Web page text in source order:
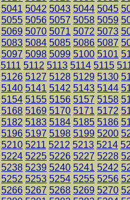
5041 5042 5043 5044 5045
5055 5056 5057 5058 5059
5069 5070 5071 5072 5073
5083 5084 5085 5086 5087
5097 5098 5099 5100 5101
5111 5112 5113 5114 5115
5126 5127 5128 5129 5130
5140 5141 5142 5143 5144
5154 5155 5156 5157 5158
5168 5169 5170 5171 5172
5182 5183 5184 5185 5186
5196 5197 5198 5199 5200
5210 5211 5212 5213 5214
5224 5225 5226 5227 5228
5238 5239 5240 5241 5242
5252 5253 5254 5255 5256
5266 5267 5268 5269 5270